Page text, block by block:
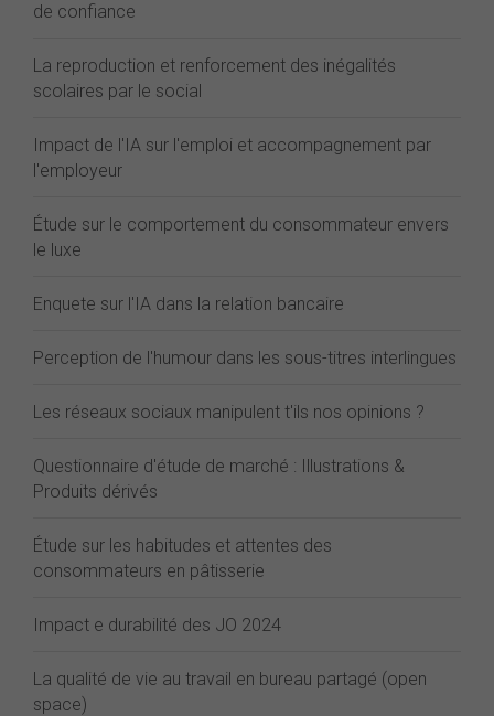
de confiance
La reproduction et renforcement des inégalités
scolaires par le social
Impact de l'IA sur l'emploi et accompagnement par
l'employeur
Étude sur le comportement du consommateur envers
le luxe
Enquete sur l'IA dans la relation bancaire
Perception de l'humour dans les sous-titres interlingues
Les réseaux sociaux manipulent t'ils nos opinions ?
Questionnaire d'étude de marché : Illustrations &
Produits dérivés
Étude sur les habitudes et attentes des
consommateurs en pâtisserie
Impact e durabilité des JO 2024
La qualité de vie au travail en bureau partagé (open
space)